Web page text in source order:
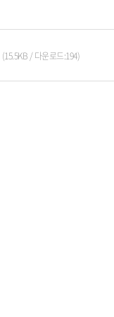
(15.5KB / 다운로드:194)